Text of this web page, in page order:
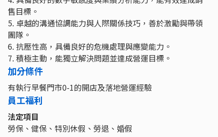
售目標。
5. 卓越的溝通協調能力與人際關係技巧，善於激勵與帶領
團隊。
6. 抗壓性高，具備良好的危機處理與應變能力。
7. 積極主動，能獨立解決問題並達成營運目標。
加分條件
有執行早餐門市0-1的開店及落地營運經驗
員工福利
法定項目
勞保、健保、特別休假、勞退、婚假